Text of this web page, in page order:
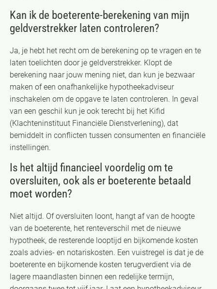
Kan ik de boeterente-berekening van mijn
geldverstrekker laten controleren?
Ja, je hebt het recht om de berekening op te vragen en te
laten toelichten door je geldverstrekker. Klopt de
berekening naar jouw mening niet, dan kun je bezwaar
maken of een onafhankelijke hypotheekadviseur
inschakelen om de opgave te laten controleren. In geval
van een geschil kun je ook terecht bij het Kifid
(Klachteninstituut Financiële Dienstverlening), dat
bemiddelt in conflicten tussen consumenten en financiële
instellingen.
Is het altijd financieel voordelig om te
oversluiten, ook als er boeterente betaald
moet worden?
Niet altijd. Of oversluiten loont, hangt af van de hoogte
van de boeterente, het renteverschil met de nieuwe
hypotheek, de resterende looptijd en bijkomende kosten
zoals advies- en notariskosten. Een vuistregel is dat je de
boeterente en bijkomende kosten terugverdient via de
lagere maandlasten binnen een redelijke termijn,